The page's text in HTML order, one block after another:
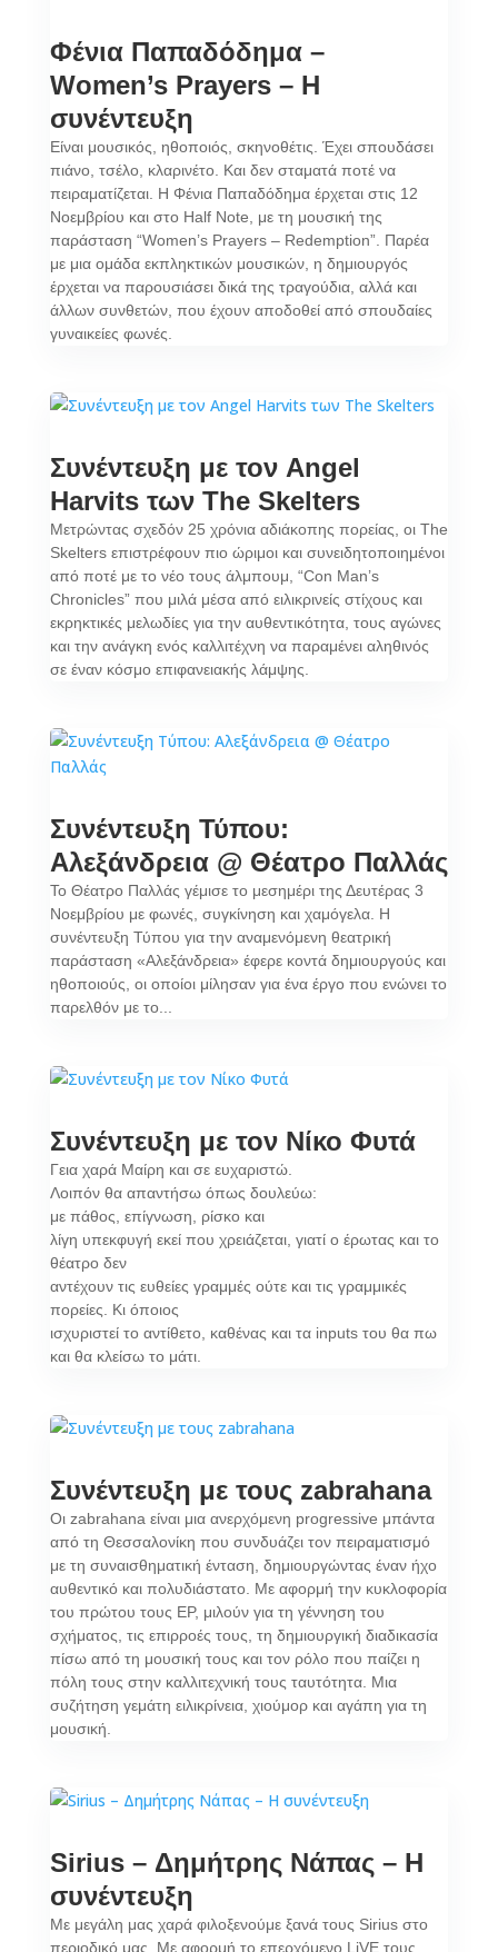
Φένια Παπαδόδημα –
Women’s Prayers – Η
συνέντευξη
Είναι μουσικός, ηθοποιός, σκηνοθέτις. Έχει σπουδάσει
πιάνο, τσέλο, κλαρινέτο. Και δεν σταματά ποτέ να
πειραματίζεται. Η Φένια Παπαδόδημα έρχεται στις 12
Νοεμβρίου και στο Half Note, με τη μουσική της
παράσταση “Women’s Prayers – Redemption”. Παρέα
με μια ομάδα εκπληκτικών μουσικών, η δημιουργός
έρχεται να παρουσιάσει δικά της τραγούδια, αλλά και
άλλων συνθετών, που έχουν αποδοθεί από σπουδαίες
γυναικείες φωνές.
Συνέντευξη με τον Angel
Harvits των The Skelters
Μετρώντας σχεδόν 25 χρόνια αδιάκοπης πορείας, οι The
Skelters επιστρέφουν πιο ώριμοι και συνειδητοποιημένοι
από ποτέ με το νέο τους άλμπουμ, “Con Man’s
Chronicles” που μιλά μέσα από ειλικρινείς στίχους και
εκρηκτικές μελωδίες για την αυθεντικότητα, τους αγώνες
και την ανάγκη ενός καλλιτέχνη να παραμένει αληθινός
σε έναν κόσμο επιφανειακής λάμψης.
Συνέντευξη Τύπου:
Αλεξάνδρεια @ Θέατρο Παλλάς
Το Θέατρο Παλλάς γέμισε το μεσημέρι της Δευτέρας 3
Νοεμβρίου με φωνές, συγκίνηση και χαμόγελα. Η
συνέντευξη Τύπου για την αναμενόμενη θεατρική
παράσταση «Αλεξάνδρεια» έφερε κοντά δημιουργούς και
ηθοποιούς, οι οποίοι μίλησαν για ένα έργο που ενώνει το
παρελθόν με το...
Συνέντευξη με τον Νίκο Φυτά
Γεια χαρά Μαίρη και σε ευχαριστώ.
Λοιπόν θα απαντήσω όπως δουλεύω:
με πάθος, επίγνωση, ρίσκο και
λίγη υπεκφυγή εκεί που χρειάζεται, γιατί ο έρωτας και το
θέατρο δεν
αντέχουν τις ευθείες γραμμές ούτε και τις γραμμικές
πορείες. Κι όποιος
ισχυριστεί το αντίθετο, καθένας και τα inputs του θα πω
και θα κλείσω το μάτι.
Συνέντευξη με τους zabrahana
Οι zabrahana είναι μια ανερχόμενη progressive μπάντα
από τη Θεσσαλονίκη που συνδυάζει τον πειραματισμό
με τη συναισθηματική ένταση, δημιουργώντας έναν ήχο
αυθεντικό και πολυδιάστατο. Με αφορμή την κυκλοφορία
του πρώτου τους EP, μιλούν για τη γέννηση του
σχήματος, τις επιρροές τους, τη δημιουργική διαδικασία
πίσω από τη μουσική τους και τον ρόλο που παίζει η
πόλη τους στην καλλιτεχνική τους ταυτότητα. Μια
συζήτηση γεμάτη ειλικρίνεια, χιούμορ και αγάπη για τη
μουσική.
Sirius – Δημήτρης Νάπας – Η
συνέντευξη
Με μεγάλη μας χαρά φιλοξενούμε ξανά τους Sirius στο
περιοδικό μας. Με αφορμή το επερχόμενο LiVE τους,